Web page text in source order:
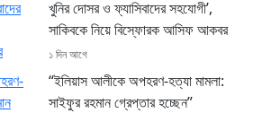
খুনির দোসর ও ফ্যাসিবাদের সহযোগী’,
সাকিবকে নিয়ে বিস্ফোরক আসিফ আকবর
১ দিন আগে
“ইলিয়াস আলীকে অপহরণ-হত্যা মামলা:
সাইফুর রহমান গ্রেপ্তার হচ্ছেন”